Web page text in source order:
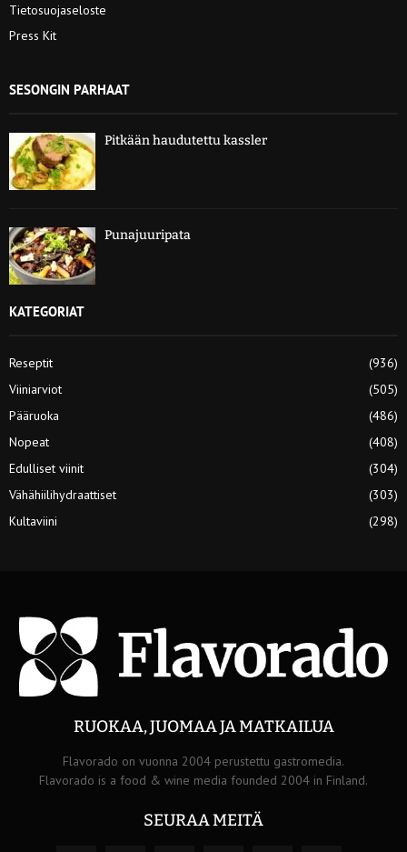
Tietosuojaseloste
Press Kit
SESONGIN PARHAAT
Pitkään haudutettu kassler
Punajuuripata
KATEGORIAT
Reseptit
(936)
Viiniarviot
(505)
Pääruoka
(486)
Nopeat
(408)
Edulliset viinit
(304)
Vähähiilihydraattiset
(303)
Kultaviini
(298)
RUOKAA, JUOMAA JA MATKAILUA
Flavorado on vuonna 2004 perustettu gastromedia.
Flavorado is a food & wine media founded 2004 in Finland.
SEURAA MEITÄ